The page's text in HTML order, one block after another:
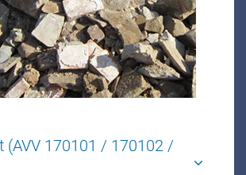
(AVV 170101 / 170102 /